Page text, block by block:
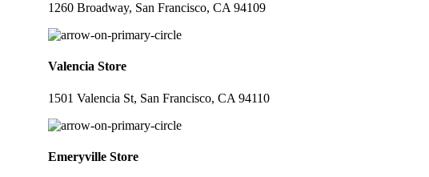
1260 Broadway, San Francisco, CA 94109
Valencia Store
1501 Valencia St, San Francisco, CA 94110
Emeryville Store